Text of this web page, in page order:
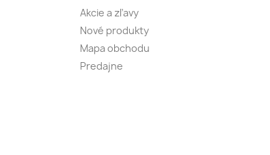
Akcie a zľavy
Nové produkty
Mapa obchodu
Predajne